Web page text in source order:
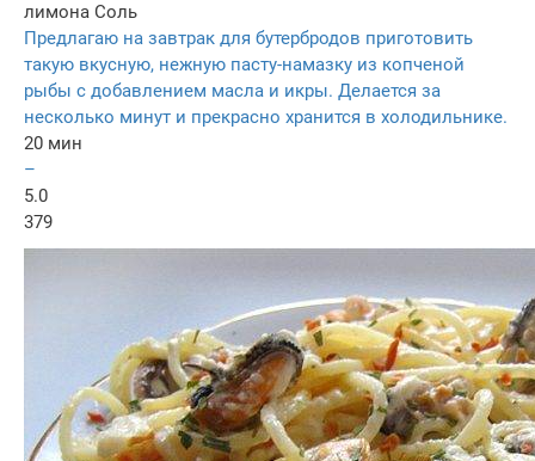
лимона Соль
Предлагаю на завтрак для бутербродов приготовить
такую вкусную, нежную пасту-намазку из копченой
рыбы с добавлением масла и икры. Делается за
несколько минут и прекрасно хранится в холодильнике.
20 мин
–
5.0
379